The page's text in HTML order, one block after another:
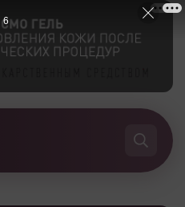
6